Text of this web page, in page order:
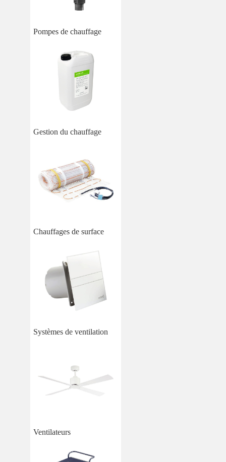
Pompes de chauffage
Gestion du chauffage
Chauffages de surface
Systèmes de ventilation
Ventilateurs